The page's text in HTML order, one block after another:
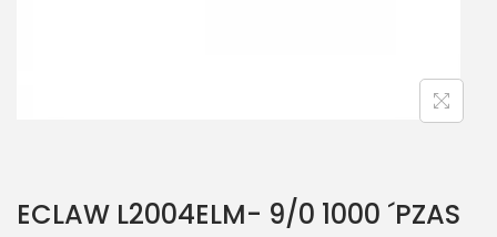
ECLAW L2004ELM- 9/0 1000 ´PZAS